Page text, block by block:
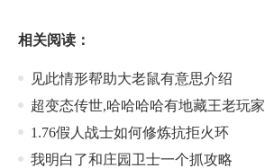
相关阅读：
见此情形帮助大老鼠有意思介绍
超变态传世,哈哈哈哈有地藏王老玩家
1.76假人战士如何修炼抗拒火环
我明白了和庄园卫士一个抓攻略